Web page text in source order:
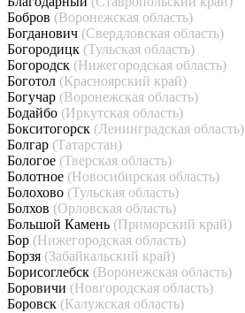
Бобров (Воронежская область)
Богданович (Свердловская область)
Богородицк (Тульская область)
Богородск (Нижегородская область)
Боготол (Красноярский край)
Богучар (Воронежская область)
Бодайбо (Иркутская область)
Бокситогорск (Ленинградская область)
Болгар (Татарстан)
Бологое (Тверская область)
Болотное (Новосибирская область)
Болохово (Тульская область)
Болхов (Орловская область)
Большой Камень (Приморский край)
Бор (Нижегородская область)
Борзя (Забайкальский край)
Борисоглебск (Воронежская область)
Боровичи (Новгородская область)
Боровск (Калужская область)